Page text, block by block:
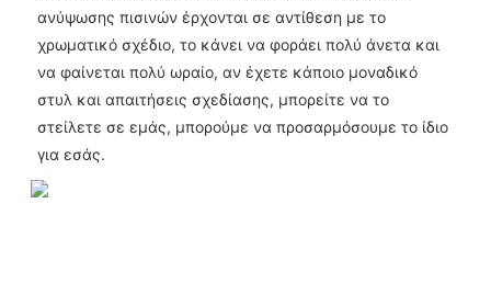
ανύψωσης πισινών έρχονται σε αντίθεση με το
χρωματικό σχέδιο, το κάνει να φοράει πολύ άνετα και
να φαίνεται πολύ ωραίο, αν έχετε κάποιο μοναδικό
στυλ και απαιτήσεις σχεδίασης, μπορείτε να το
στείλετε σε εμάς, μπορούμε να προσαρμόσουμε το ίδιο
για εσάς.